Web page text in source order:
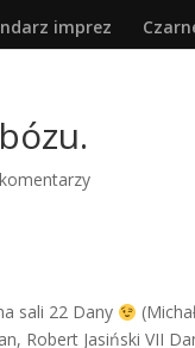
imprez
sali 22 Dany
Robert Jasiński VII